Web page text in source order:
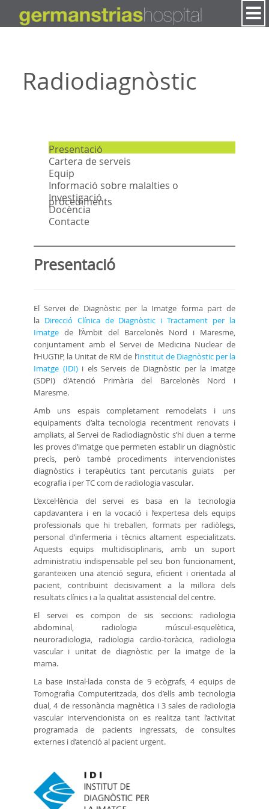
Radiodiagnòstic
Presentació
Cartera de serveis
Equip
Informació sobre malalties o
procediments
Investigació
Docència
Contacte
Presentació
El Servei de Diagnòstic per la Imatge forma part de
la Direcció Clínica de Diagnòstic i Tractament per la
Imatge de l’Àmbit del Barcelonès Nord i Maresme,
conjuntament amb el Servei de Medicina Nuclear de
l’HUGTiP, la Unitat de RM de l’Institut de Diagnòstic per la
Imatge (IDI)i els Serveis de Diagnòstic per la Imatge
(SDPI) d’Atenció Primària del Barcelonès Nord i
Maresme.
Amb uns espais completament remodelats i uns
equipaments d’alta tecnologia recentment renovats i
ampliats, al Servei de Radiodiagnòstic s’hi duen a terme
les proves d’imatge que permeten establir un diagnòstic
precís, però també procediments intervencionistes
diagnòstics i terapèutics tant percutanis guiats per
ecografia i per TC com de radiologia vascular.
L’excel·lència del servei es basa en la tecnologia
capdavantera i en la vocació i l’expertesa dels equips
professionals que hi treballen, formats per radiòlegs,
personal d’infermeria i tècnics altament especialitzats.
Aquests equips multidisciplinaris, amb un suport
administratiu indispensable pel seu bon funcionament,
garanteixen una atenció segura, eficient i orientada al
pacient, contribuint decisivament a la millora dels
resultats clínics i a la qualitat assistencial del centre.
El servei es compon de sis seccions: radiologia
abdominal, radiologia múscul-esquelètica,
neuroradiologia, radiologia cardio-toràcica, radiologia
vascular i unitat de diagnòstic per la imatge de la
mama.
La base instal·lada consta de 9 ecògrafs, 4 equips de
Tomografia Computeritzada, dos d’ells amb tecnologia
dual, 4 de ressonància magnètica i 3 sales de radiologia
vascular intervencionista on es realitza tant l’activitat
programada de pacients ingressats, de consultes
externes i d’atenció al pacient urgent.